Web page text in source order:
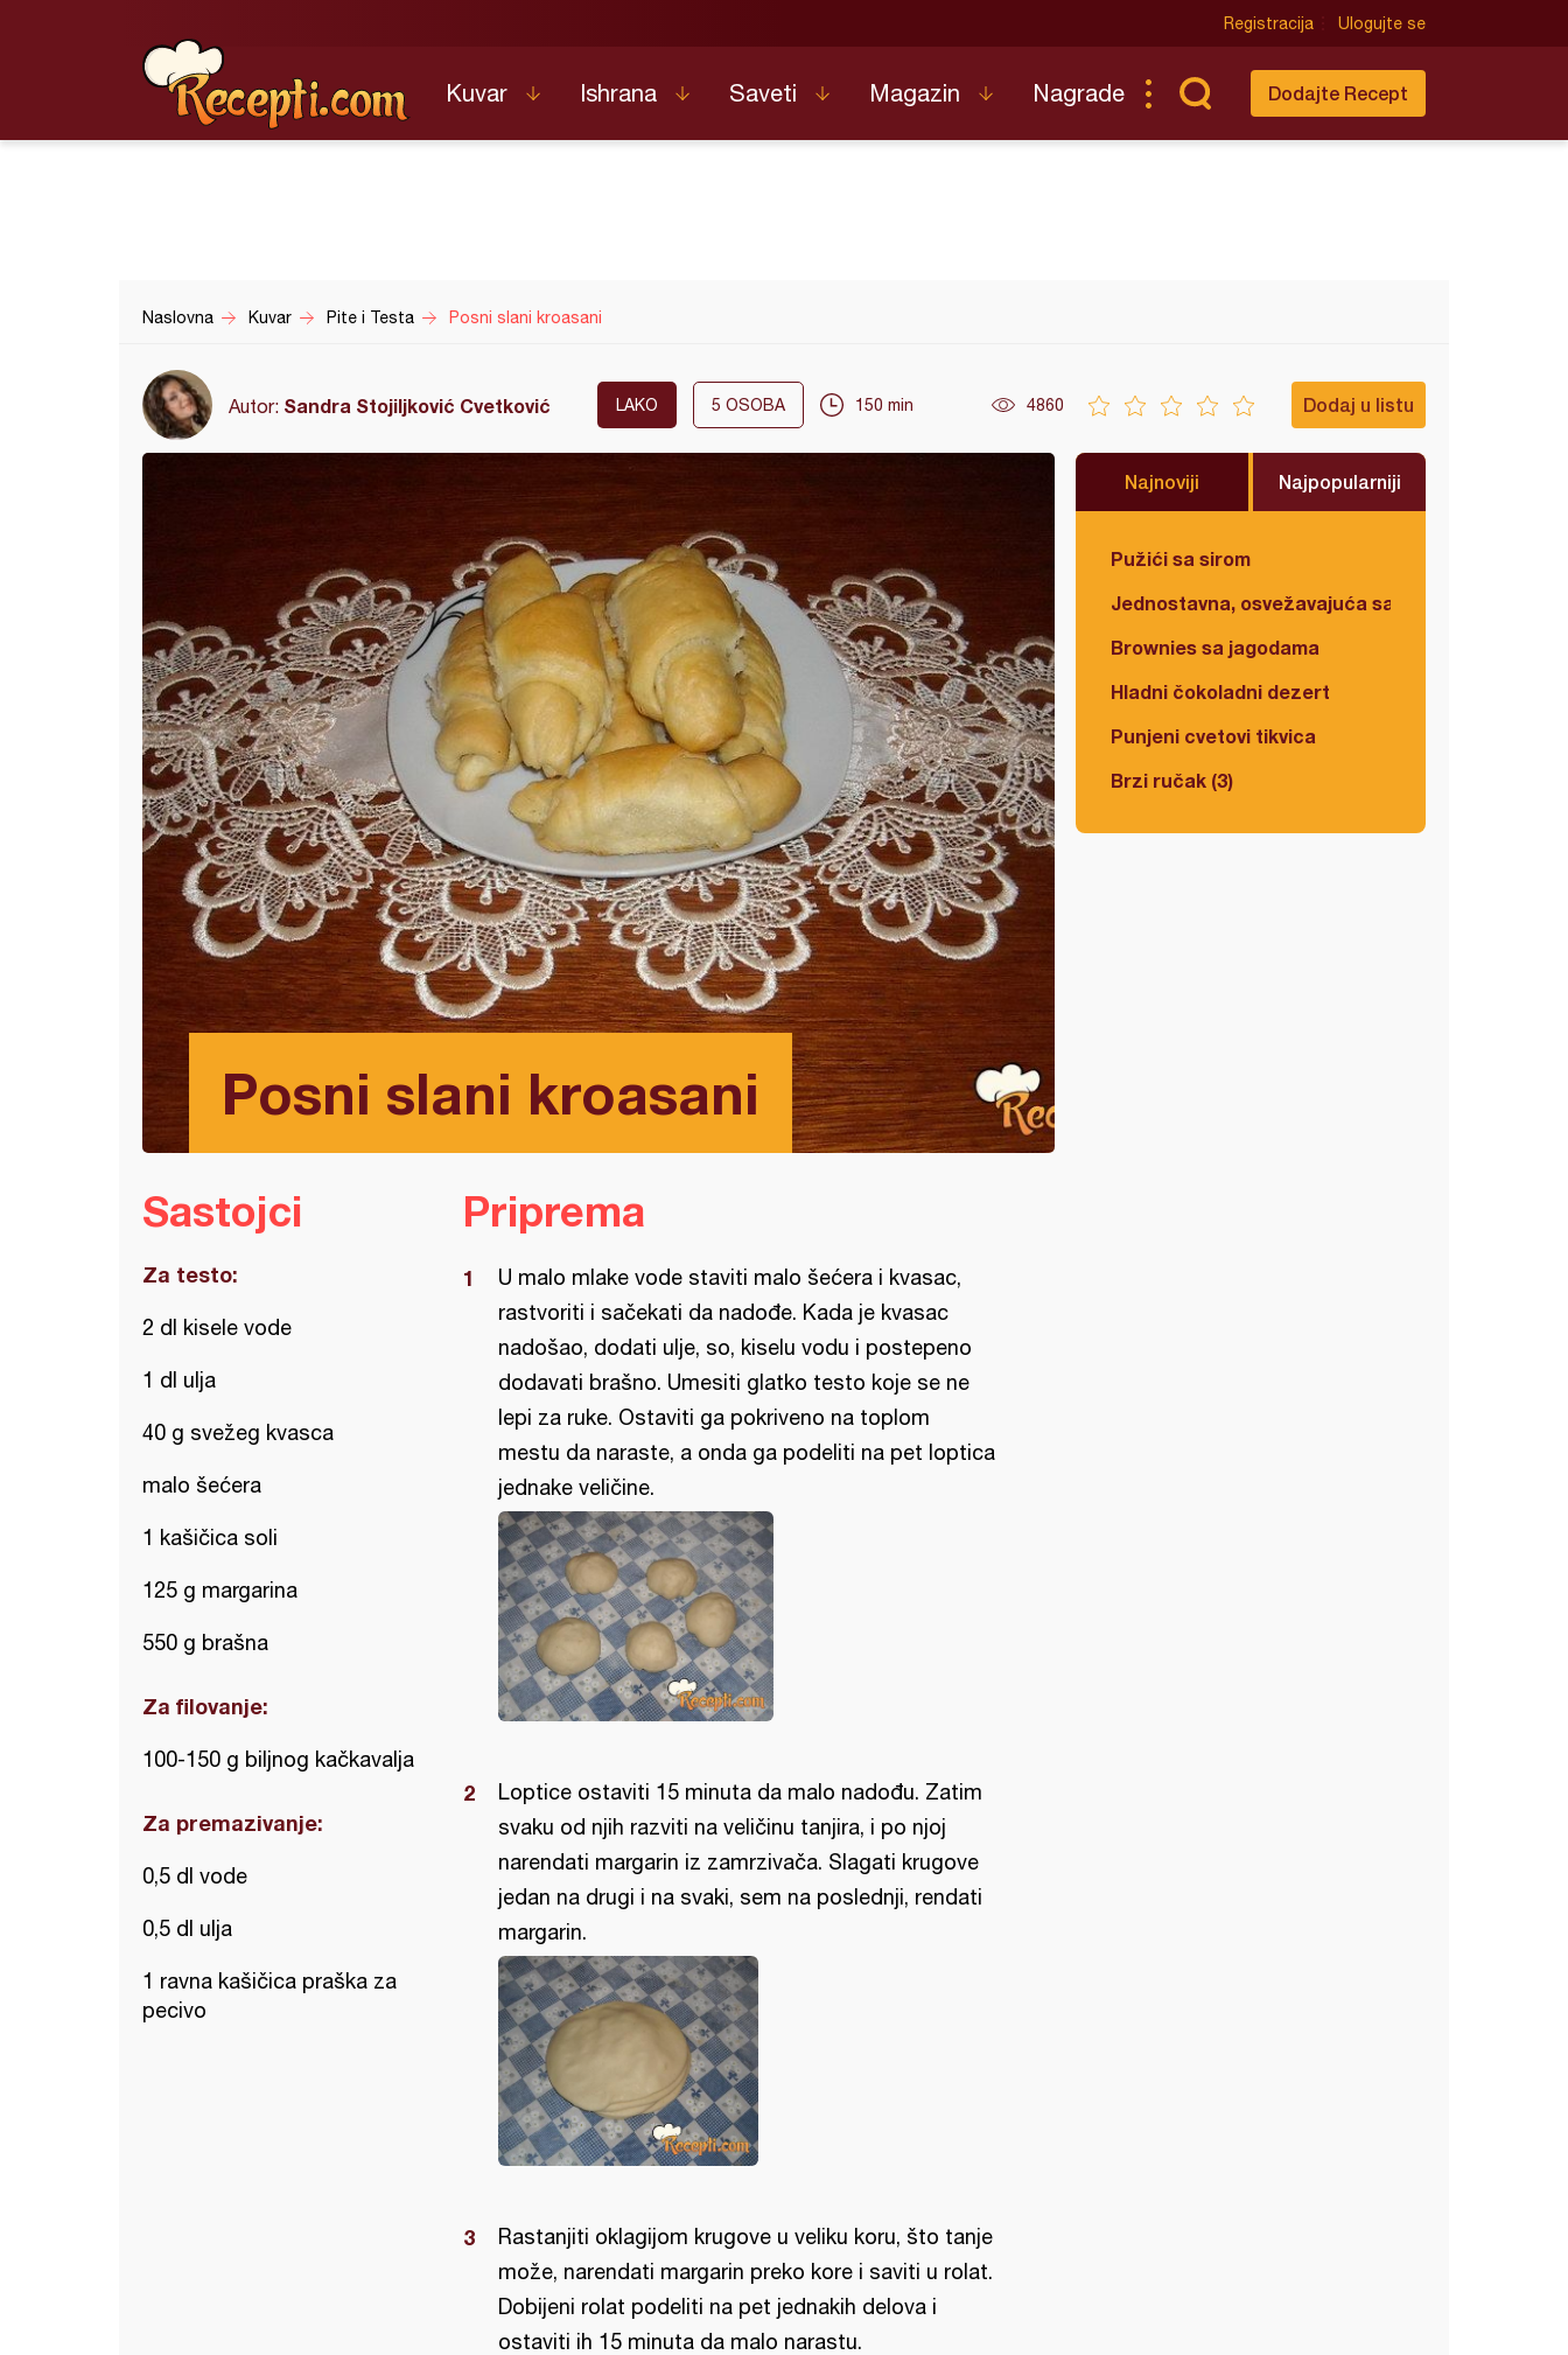
Registracija Ulogujte se
Kuvar Ishrana Saveti Magazin Nagrade Dodajte Recept
Naslovna Kuvar Pite i Testa Posni slani kroasani
Autor: Sandra Stojiljković Cvetković LAKO 5 OSOBA 150 min 4860 Dodaj u listu
Posni slani kroasani
Najnoviji Najpopularniji
Pužići sa sirom
Jednostavna, osvežavajuća salata
Brownies sa jagodama
Hladni čokoladni dezert
Punjeni cvetovi tikvica
Brzi ručak (3)
Sastojci
Za testo:
2 dl kisele vode
1 dl ulja
40 g svežeg kvasca
malo šećera
1 kašičica soli
125 g margarina
550 g brašna
Za filovanje:
100-150 g biljnog kačkavalja
Za premazivanje:
0,5 dl vode
0,5 dl ulja
1 ravna kašičica praška za
pecivo
Priprema
U malo mlake vode staviti malo šećera i kvasac,
rastvoriti i sačekati da nadođe. Kada je kvasac
nadošao, dodati ulje, so, kiselu vodu i postepeno
dodavati brašno. Umesiti glatko testo koje se ne
lepi za ruke. Ostaviti ga pokriveno na toplom
mestu da naraste, a onda ga podeliti na pet loptica
jednake veličine.
Loptice ostaviti 15 minuta da malo nadođu. Zatim
svaku od njih razviti na veličinu tanjira, i po njoj
narendati margarin iz zamrzivača. Slagati krugove
jedan na drugi i na svaki, sem na poslednji, rendati
margarin.
Rastanjiti oklagijom krugove u veliku koru, što tanje
može, narendati margarin preko kore i saviti u rolat.
Dobijeni rolat podeliti na pet jednakih delova i
ostaviti ih 15 minuta da malo narastu.